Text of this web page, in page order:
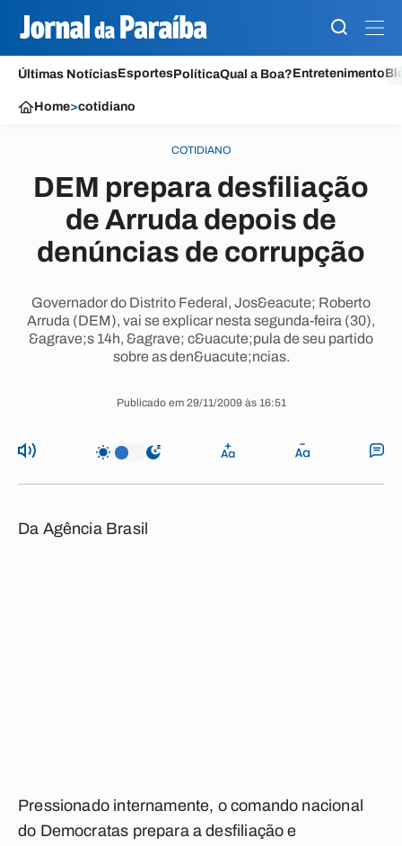
Últimas NotíciasEsportesPolíticaQual a Boa?Entretenimento
Home>cotidiano
COTIDIANO
DEM prepara desfiliação
de Arruda depois de
denúncias de corrupção
Governador do Distrito Federal, Jos&eacute; Roberto
Arruda (DEM), vai se explicar nesta segunda-feira (30),
&agrave;s 14h, &agrave; c&uacute;pula de seu partido
sobre as den&uacute;ncias.
Publicado em 29/11/2009 às 16:51
Da Agência Brasil
Pressionado internamente, o comando nacional
do Democratas prepara a desfiliação e